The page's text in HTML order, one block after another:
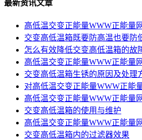
最新资讯文章
高低温交变正能量WWW正能量
交变高低温箱既要防高温也要防
怎么有效降低交变高低温箱的故
高低温交变正能量WWW正能量
交变高低温箱生锈的原因及处理
对高低温交变正能量WWW正
高低温交变正能量WWW正能量
交变高低温箱的使用与维护
高低温交变正能量WWW正能量
交变高低温箱内的过滤器效果